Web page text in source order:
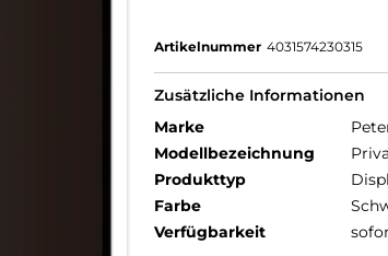
Artikelnummer 4031574230315
Zusätzliche Informationen
Marke
Modellbezeichnung
Produkttyp
Farbe
Verfügbarkeit